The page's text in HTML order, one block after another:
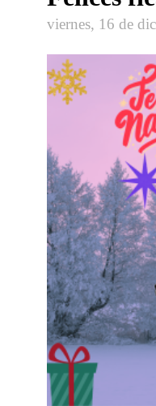
viernes, 16 de